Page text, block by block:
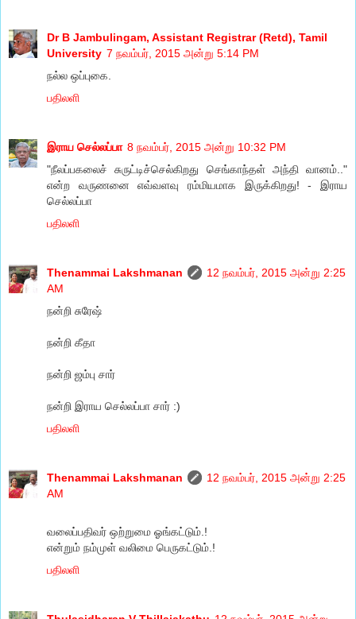
Dr B Jambulingam, Assistant Registrar (Retd), Tamil
University 7 நவம்பர், 2015 அன்று 5:14 PM
நல்ல ஒப்புகை.
பதிலளி
இராய செல்லப்பா 8 நவம்பர், 2015 அன்று 10:32 PM
"நீலப்பகலைச் சுருட்டிச்செல்கிறது செங்காந்தள் அந்தி வானம்.."
என்ற வருணனை எவ்வளவு ரம்மியமாக இருக்கிறது! - இராய
செல்லப்பா
பதிலளி
Thenammai Lakshmanan
12 நவம்பர், 2015 அன்று 2:25
AM
நன்றி சுரேஷ்
நன்றி கீதா
நன்றி ஜம்பு சார்
நன்றி இராய செல்லப்பா சார் :)
பதிலளி
Thenammai Lakshmanan
12 நவம்பர், 2015 அன்று 2:25
AM
வலைப்பதிவர் ஒற்றுமை ஓங்கட்டும்.!
என்றும் நம்முள் வலிமை பெருகட்டும்.!
பதிலளி